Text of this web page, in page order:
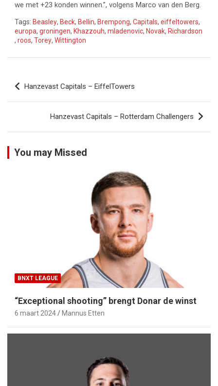
we met +23 konden winnen.”, volgens Marco van den Berg.
Tags: Beasley, Beck, Bellin, Brempong, Capitals, eiffeltowers,
europa, groningen, Khazzouh, mladenovic, Novak, Richardson
, roos, Torey, Wittington
Bericht
navigatie
Hanzevast Capitals – EiffelTowers
Hanzevast Capitals – Rotterdam Challengers
You may Missed
BNXT LEAGUE
“Exceptional shooting” brengt Donar de winst
6 maart 2024 Mannus Etten